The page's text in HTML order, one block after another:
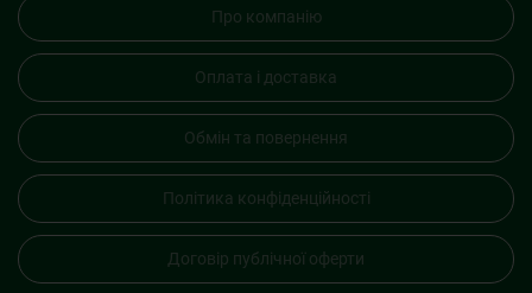
Про компанію
Оплата і доставка
Обмін та повернення
Політика конфіденційності
Договір публічної оферти